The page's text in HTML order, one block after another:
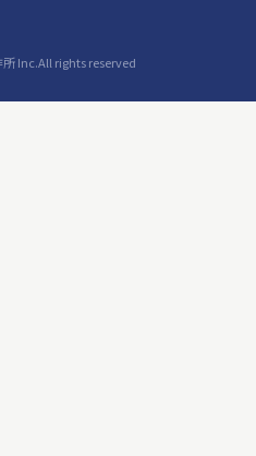
Inc.All rights reserved